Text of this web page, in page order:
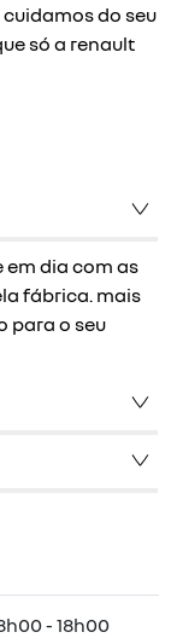
do seu
só a renault
em dia com as
fábrica. mais
para o seu
- 18h00